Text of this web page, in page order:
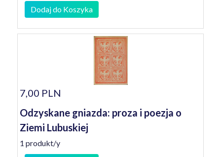
Dodaj do Koszyka
7,00 PLN
Odzyskane gniazda: proza i poezja o
Ziemi Lubuskiej
1 produkt/y